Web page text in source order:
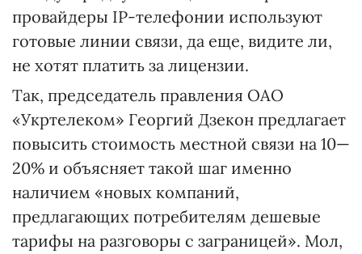
провайдеры ІP-телефонии используют
готовые линии связи, да еще, видите ли,
не хотят платить за лицензии.
Так, председатель правления ОАО
«Укртелеком» Георгий Дзекон предлагает
повысить стоимость местной связи на 10—
20% и объясняет такой шаг именно
наличием «новых компаний,
предлагающих потребителям дешевые
тарифы на разговоры с заграницей». Мол,